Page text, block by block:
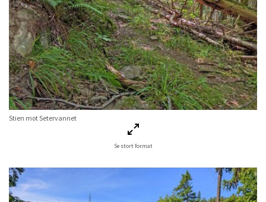
Stien mot Setervannet
Se stort format